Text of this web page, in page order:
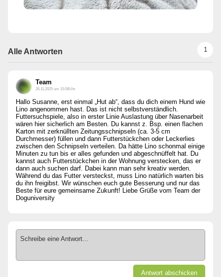
Alle Antworten 1
Team
26.11.2025 um 15:58Uhr
Hallo Susanne, erst einmal „Hut ab“, dass du dich einem Hund wie
Lino angenommen hast. Das ist nicht selbstverständlich.
Futtersuchspiele, also in erster Linie Auslastung über Nasenarbeit
wären hier sicherlich am Besten. Du kannst z. Bsp. einen flachen
Karton mit zerknüllten Zeitungsschnipseln (ca. 3-5 cm
Durchmesser) füllen und dann Futterstückchen oder Leckerlies
zwischen den Schnipseln verteilen. Da hätte Lino schonmal einige
Minuten zu tun bis er alles gefunden und abgeschnüffelt hat. Du
kannst auch Futterstückchen in der Wohnung verstecken, das er
dann auch suchen darf. Dabei kann man sehr kreativ werden.
Während du das Futter versteckst, muss Lino natürlich warten bis
du ihn freigibst. Wir wünschen euch gute Besserung und nur das
Beste für eure gemeinsame Zukunft! Liebe Grüße vom Team der
Doguniversity
Schreibe eine Antwort...
Antwort abschicken